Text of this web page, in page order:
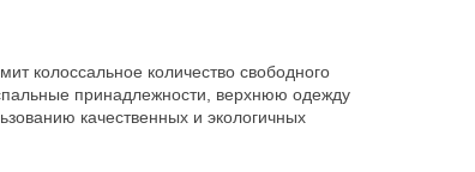
колоссальное количество свободного
принадлежности, верхнюю одежду
качественных и экологичных